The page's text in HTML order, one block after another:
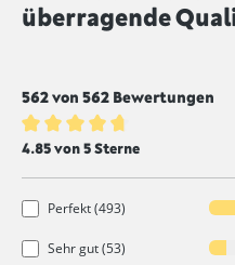
überragende
562 von 562 Bewertungen
Durchschnittliche Bewertung
4.85 von 5 Sterne
Perfekt (493)
Sehr gut (53)